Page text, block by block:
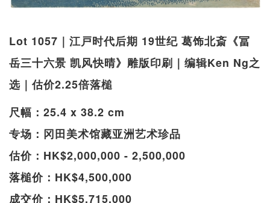
Lot 1057｜江戸时代后期 19世纪 葛饰北斎《冨
岳三十六景 凯风快晴》雕版印刷｜编辑Ken Ng之
选｜估价2.25倍落槌
尺幅：25.4 x 38.2 cm
专场：冈田美术馆藏亚洲艺术珍品
估价：HK$2,000,000 - 2,500,000
落槌价：HK$4,500,000
成交价：HK$5,715,000